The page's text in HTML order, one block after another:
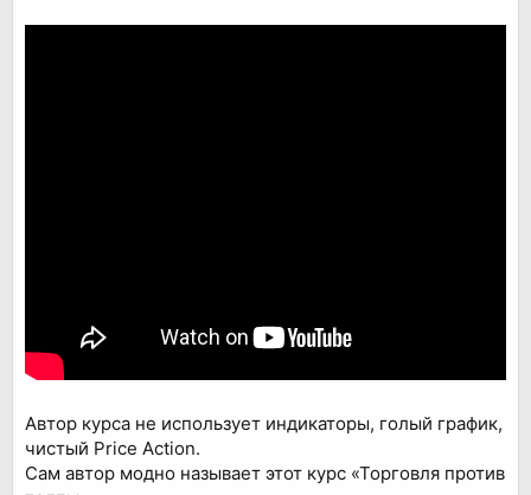
Автор курса не использует индикаторы, голый график,
чистый Price Action.
Сам автор модно называет этот курс «Торговля против